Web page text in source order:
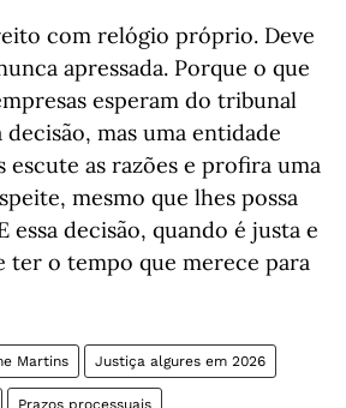
com relógio próprio. Deve
apressada. Porque o que
esperam do tribunal
decisão, mas uma entidade
escute as razões e profira uma
mesmo que lhes possa
essa decisão, quando é justa e
ter o tempo que merece para
Martins Justiça algures em 2026
Prazos processuais